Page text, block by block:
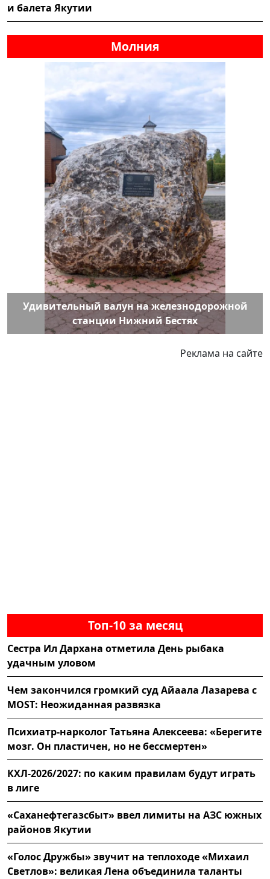
и балета Якутии
Молния
Удивительный валун на железнодорожной
станции Нижний Бестях
Реклама на сайте
Топ-10 за месяц
Сестра Ил Дархана отметила День рыбака
удачным уловом
Чем закончился громкий суд Айаала Лазарева с
MOST: Неожиданная развязка
Психиатр-нарколог Татьяна Алексеева: «Берегите
мозг. Он пластичен, но не бессмертен»
КХЛ-2026/2027: по каким правилам будут играть
в лиге
«Саханефтегазсбыт» ввел лимиты на АЗС южных
районов Якутии
«Голос Дружбы» звучит на теплоходе «Михаил
Светлов»: великая Лена объединила таланты